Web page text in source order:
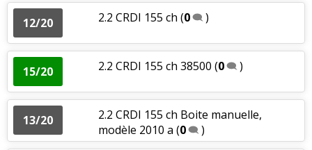
12/20 2.2 CRDI 155 ch (0 )
15/20 2.2 CRDI 155 ch 38500 (0 )
13/20
2.2 CRDI 155 ch Boite manuelle,
modèle 2010 a (0 )